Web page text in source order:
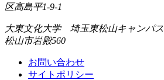
区高島平1-9-1
大東文化大学 埼玉東松山キャンパス
松山市岩殿560
お問い合わせ
サイトポリシー